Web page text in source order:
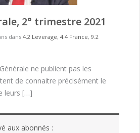
2° trimestre 2021
dans 4.2 Leverage, 4.4 France, 9.2
ne publient pas les
de connaitre précisément le
leurs […]
aux abonnés :